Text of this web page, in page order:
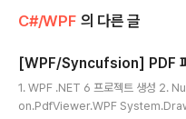
C#/WPF 의 다른 글
[WPF/Syncufsion] PDF 파
1. WPF .NET 6 프로젝트 생성 2.
on.PdfViewer.WPF